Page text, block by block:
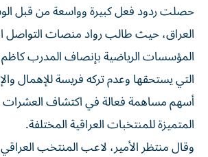
حصلت ردود فعل كبيرة وواسعة من قبل
العراق، حيث طالب رواد منصات التواصل
المؤسسات الرياضية بإنصاف المدرب كاظم
التي يستحقها وعدم تركه فريسة للإهمال
أسهم مساهمة فعالة في اكتشاف
المتميزة للمنتخبات العراقية المختلفة.
وقال منتظر الأمير، لاعب المنتخب العراقي